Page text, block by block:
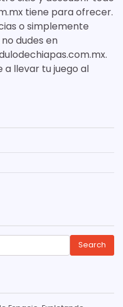
tiene para ofrecer.
o simplemente
dudes en
.
a llevar tu juego al